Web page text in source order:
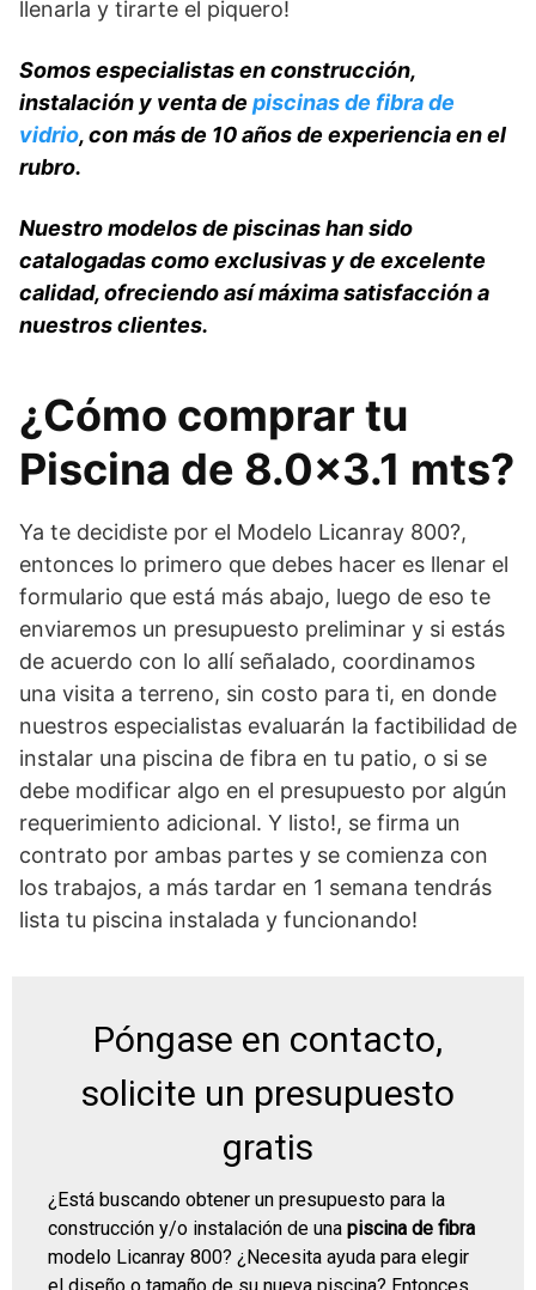
llenarla y tirarte el piquero!
Somos especialistas en construcción,
instalación y venta de piscinas de fibra de
vidrio, con más de 10 años de experiencia en el
rubro.
Nuestro modelos de piscinas han sido
catalogadas como exclusivas y de excelente
calidad, ofreciendo así máxima satisfacción a
nuestros clientes.
¿Cómo comprar tu
Piscina de 8.0×3.1 mts?
Ya te decidiste por el Modelo Licanray 800?,
entonces lo primero que debes hacer es llenar el
formulario que está más abajo, luego de eso te
enviaremos un presupuesto preliminar y si estás
de acuerdo con lo allí señalado, coordinamos
una visita a terreno, sin costo para ti, en donde
nuestros especialistas evaluarán la factibilidad de
instalar una piscina de fibra en tu patio, o si se
debe modificar algo en el presupuesto por algún
requerimiento adicional. Y listo!, se firma un
contrato por ambas partes y se comienza con
los trabajos, a más tardar en 1 semana tendrás
lista tu piscina instalada y funcionando!
Póngase en contacto,
solicite un presupuesto
gratis
¿Está buscando obtener un presupuesto para la
construcción y/o instalación de una piscina de fibra
modelo Licanray 800? ¿Necesita ayuda para elegir